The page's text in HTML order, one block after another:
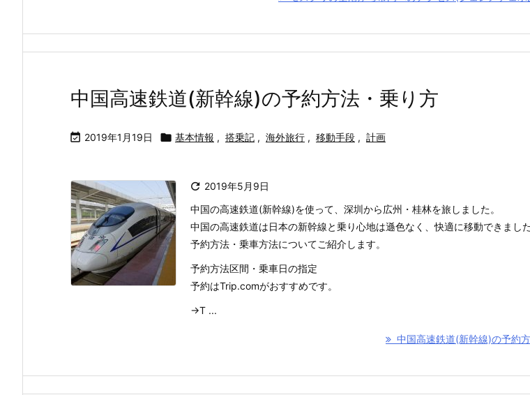
中国高速鉄道(新幹線)の予約方法・乗り方
 2019年1月19日  基本情報 , 搭乗記 , 海外旅行 , 移動手段 , 計画
 2019年5月9日
中国の高速鉄道(新幹線)を使って、深圳から広州・桂林を旅しました。
中国の高速鉄道は日本の新幹線と乗り心地は遜色なく、快適に移動できました
予約方法・乗車方法についてご紹介します。
予約方法区間・乗車日の指定
予約はTrip.comがおすすめです。
→T ...
中国高速鉄道(新幹線)の予約